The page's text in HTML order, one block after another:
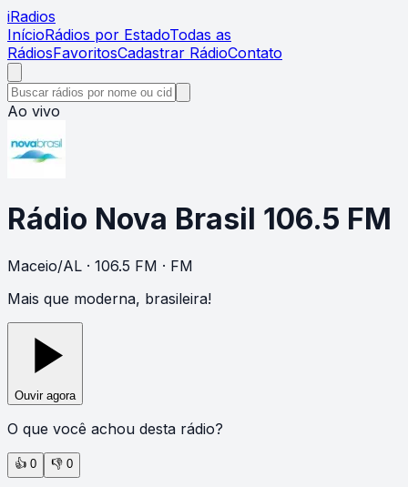
iRadios
InícioRádios por EstadoTodas as
RádiosFavoritosCadastrar RádioContato
Ao vivo
Rádio Nova Brasil 106.5 FM
Maceio/AL · 106.5 FM · FM
Mais que moderna, brasileira!
Ouvir agora
O que você achou desta rádio?
👍 0 👎 0